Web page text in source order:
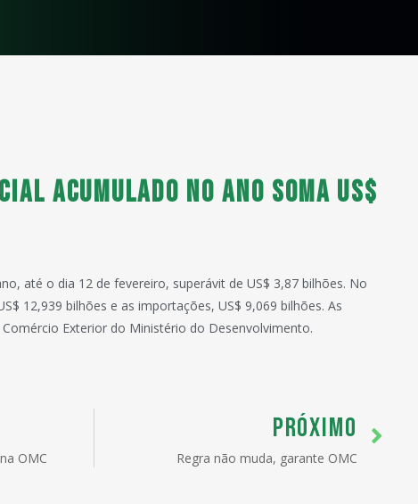
acumulado no ano soma US$
até o dia 12 de fevereiro, superávit de US$ 3,87 bilhões. No
12,939 bilhões e as importações, US$ 9,069 bilhões. As
Exterior do Ministério do Desenvolvimento.
OMC
PRÓXIMO
Regra não muda, garante OMC